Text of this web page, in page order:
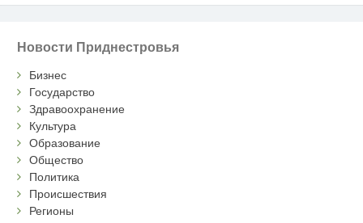
Новости Приднестровья
Бизнес
Государство
Здравоохранение
Культура
Образование
Общество
Политика
Происшествия
Регионы